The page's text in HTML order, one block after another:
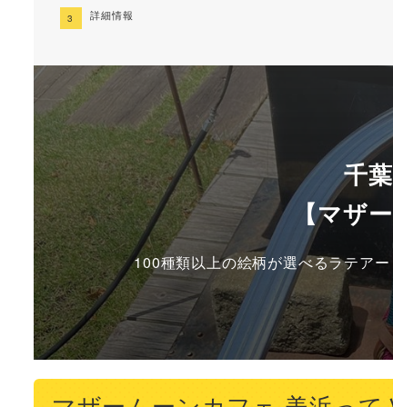
詳細情報
千
【マザ
100種類以上の絵柄が選べるラテア